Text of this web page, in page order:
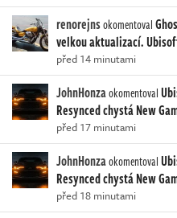
renorejnsokomentoval
velkou aktualizací.
před 14 minutami
JohnHonzaokomentoval
Resynced chystá New
před 17 minutami
JohnHonzaokomentoval
Resynced chystá New
před 18 minutami